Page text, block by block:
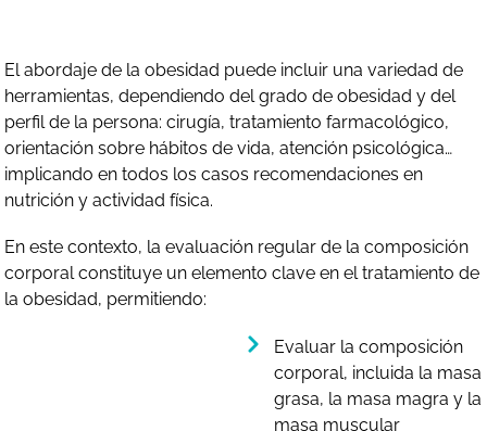
El abordaje de la obesidad puede incluir una variedad de
herramientas, dependiendo del grado de obesidad y del
perfil de la persona: cirugía, tratamiento farmacológico,
orientación sobre hábitos de vida, atención psicológica…
implicando en todos los casos recomendaciones en
nutrición y actividad física.
En este contexto, la evaluación regular de la composición
corporal constituye un elemento clave en el tratamiento de
la obesidad, permitiendo:
Evaluar la composición
corporal, incluida la masa
grasa, la masa magra y la
masa muscular